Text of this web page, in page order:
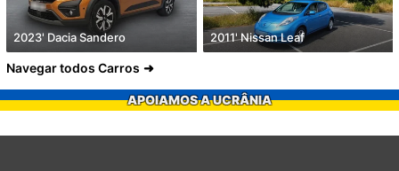
2023' Dacia Sandero 2011' Nissan Leaf
Navegar todos Carros
APOIAMOS A UCRÂNIA